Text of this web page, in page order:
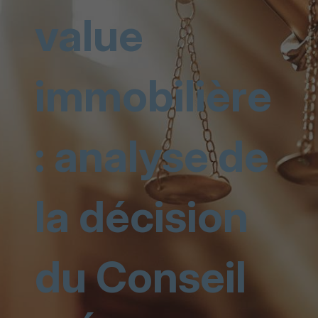
value
immobilière
: analyse de
la décision
du Conseil